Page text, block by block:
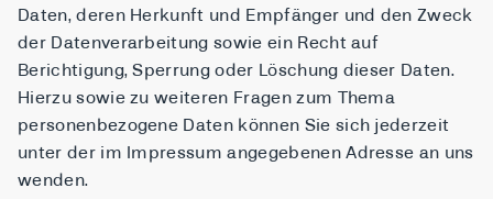
Daten, deren Herkunft und Empfänger und den Zweck
der Datenverarbeitung sowie ein Recht auf
Berichtigung, Sperrung oder Löschung dieser Daten.
Hierzu sowie zu weiteren Fragen zum Thema
personenbezogene Daten können Sie sich jederzeit
unter der im Impressum angegebenen Adresse an uns
wenden.